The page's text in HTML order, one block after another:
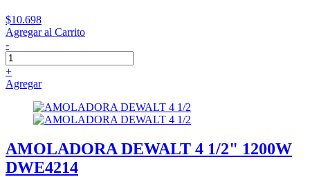
$10.698
Agregar al Carrito
-
+
Agregar
AMOLADORA DEWALT 4 1/2" 1200W
DWE4214